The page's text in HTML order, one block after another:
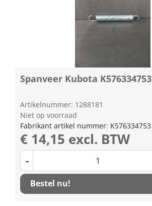
Spanveer Kubota K576334753
Artikelnummer: 1288181
Niet op voorraad
Fabrikant artikel nummer: K576334753
€ 14,15 excl. BTW
-
Bestel nu!